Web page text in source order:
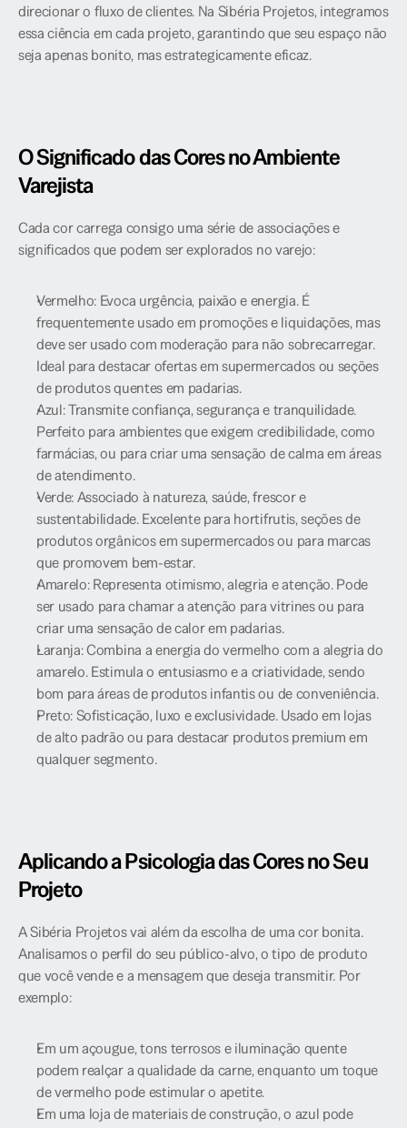
direcionar o fluxo de clientes. Na Sibéria Projetos, integramos
essa ciência em cada projeto, garantindo que seu espaço não
seja apenas bonito, mas estrategicamente eficaz.
O Significado das Cores no Ambiente
Varejista
Cada cor carrega consigo uma série de associações e
significados que podem ser explorados no varejo:
Vermelho: Evoca urgência, paixão e energia. É
frequentemente usado em promoções e liquidações, mas
deve ser usado com moderação para não sobrecarregar.
Ideal para destacar ofertas em supermercados ou seções
de produtos quentes em padarias.
Azul: Transmite confiança, segurança e tranquilidade.
Perfeito para ambientes que exigem credibilidade, como
farmácias, ou para criar uma sensação de calma em áreas
de atendimento.
Verde: Associado à natureza, saúde, frescor e
sustentabilidade. Excelente para hortifrutis, seções de
produtos orgânicos em supermercados ou para marcas
que promovem bem-estar.
Amarelo: Representa otimismo, alegria e atenção. Pode
ser usado para chamar a atenção para vitrines ou para
criar uma sensação de calor em padarias.
Laranja: Combina a energia do vermelho com a alegria do
amarelo. Estimula o entusiasmo e a criatividade, sendo
bom para áreas de produtos infantis ou de conveniência.
Preto: Sofisticação, luxo e exclusividade. Usado em lojas
de alto padrão ou para destacar produtos premium em
qualquer segmento.
Aplicando a Psicologia das Cores no Seu
Projeto
A Sibéria Projetos vai além da escolha de uma cor bonita.
Analisamos o perfil do seu público-alvo, o tipo de produto
que você vende e a mensagem que deseja transmitir. Por
exemplo:
Em um açougue, tons terrosos e iluminação quente
podem realçar a qualidade da carne, enquanto um toque
de vermelho pode estimular o apetite.
Em uma loja de materiais de construção, o azul pode